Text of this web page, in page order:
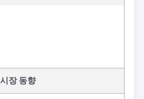
장 동향